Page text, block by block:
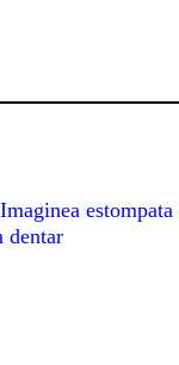
estompata
dentar